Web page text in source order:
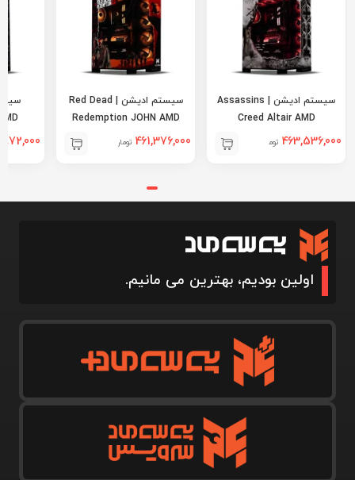
سیستم ادیشن | Assassins
Creed Altair AMD
463,536,000 تومان
سیستم ادیشن | Red Dead
Redemption JOHN AMD
461,376,000 تومان
اولین بودیم، بهترین می مانیم.